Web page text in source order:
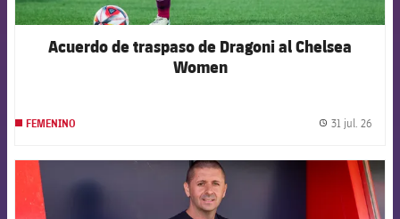
Acuerdo de traspaso de Dragoni al Chelsea
Women
FEMENINO 31 jul. 26
FCB Barcelona badge